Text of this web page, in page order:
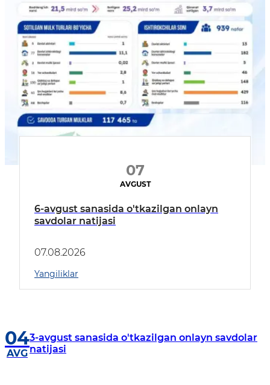
07
AVGUST
6-avgust sanasida o'tkazilgan onlayn
savdolar natijasi
07.08.2026
Yangiliklar
04
AVG
3-avgust sanasida o'tkazilgan onlayn savdolar
natijasi